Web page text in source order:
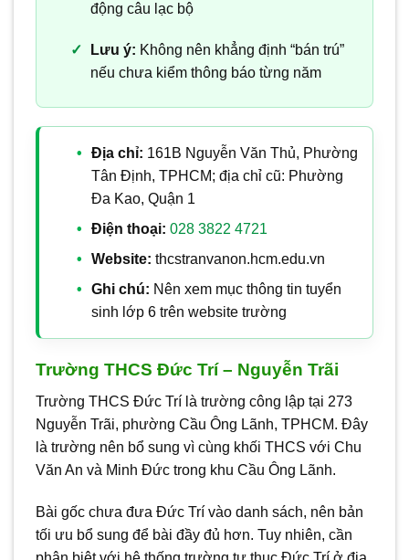
động câu lạc bộ
Lưu ý: Không nên khẳng định “bán trú”
nếu chưa kiểm thông báo từng năm
Địa chỉ: 161B Nguyễn Văn Thủ, Phường
Tân Định, TPHCM; địa chỉ cũ: Phường
Đa Kao, Quận 1
Điện thoại: 028 3822 4721
Website: thcstranvanon.hcm.edu.vn
Ghi chú: Nên xem mục thông tin tuyển
sinh lớp 6 trên website trường
Trường THCS Đức Trí – Nguyễn Trãi
Trường THCS Đức Trí là trường công lập tại 273
Nguyễn Trãi, phường Cầu Ông Lãnh, TPHCM. Đây
là trường nên bổ sung vì cùng khối THCS với Chu
Văn An và Minh Đức trong khu Cầu Ông Lãnh.
Bài gốc chưa đưa Đức Trí vào danh sách, nên bản
tối ưu bổ sung để bài đầy đủ hơn. Tuy nhiên, cần